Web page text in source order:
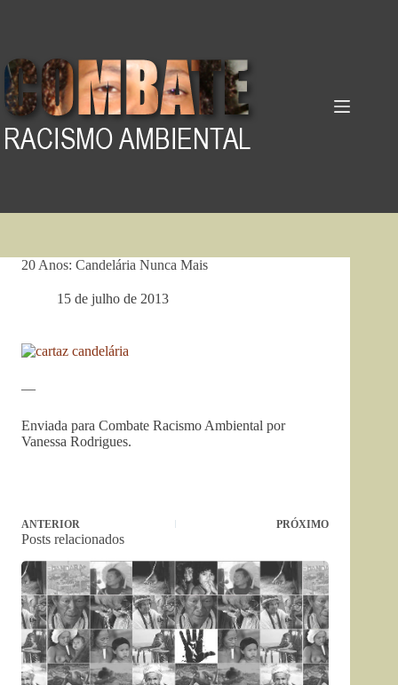
20 Anos: Candelária Nunca Mais
15 de julho de 2013
—
Enviada para Combate Racismo Ambiental por
Vanessa Rodrigues.
ANTERIOR PRÓXIMO
Posts relacionados